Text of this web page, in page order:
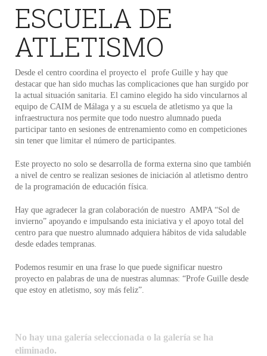
ESCUELA DE
ATLETISMO
Desde el centro coordina el proyecto el profe Guille y hay que
destacar que han sido muchas las complicaciones que han surgido por
la actual situación sanitaria. El camino elegido ha sido vincularnos al
equipo de CAIM de Málaga y a su escuela de atletismo ya que la
infraestructura nos permite que todo nuestro alumnado pueda
participar tanto en sesiones de entrenamiento como en competiciones
sin tener que limitar el número de participantes.
Este proyecto no solo se desarrolla de forma externa sino que también
a nivel de centro se realizan sesiones de iniciación al atletismo dentro
de la programación de educación física.
Hay que agradecer la gran colaboración de nuestro AMPA “Sol de
invierno” apoyando e impulsando esta iniciativa y el apoyo total del
centro para que nuestro alumnado adquiera hábitos de vida saludable
desde edades tempranas.
Podemos resumir en una frase lo que puede significar nuestro
proyecto en palabras de una de nuestras alumnas: “Profe Guille desde
que estoy en atletismo, soy más feliz”.
No hay una galería seleccionada o la galería se ha
eliminado.